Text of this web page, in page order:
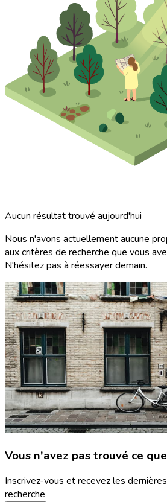
Aucun résultat trouvé aujourd'hui
Nous n'avons actuellement aucune
aux critères de recherche que vous
N'hésitez pas à réessayer demain.
Vous n'avez pas trouvé ce
Inscrivez-vous et recevez les
recherche